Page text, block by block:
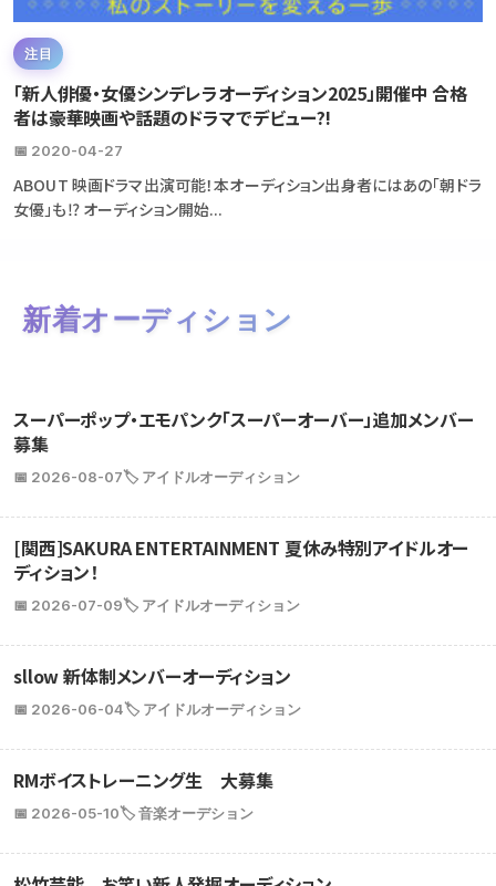
注目
「新人俳優・女優シンデレラオーディション2025」開催中 合格
者は豪華映画や話題のドラマでデビュー?!
📅 2020-04-27
ABOUT 映画ドラマ出演可能！本オーディション出身者にはあの「朝ドラ
女優」も⁉ オーディション開始...
新着オーディション
スーパーポップ・エモパンク「スーパーオーバー」追加メンバー
募集
📅 2026-08-07🏷️ アイドルオーディション
[関西]SAKURA ENTERTAINMENT 夏休み特別アイドルオー
ディション！
📅 2026-07-09🏷️ アイドルオーディション
sllow 新体制メンバーオーディション
📅 2026-06-04🏷️ アイドルオーディション
RMボイストレーニング生 大募集
📅 2026-05-10🏷️ 音楽オーデション